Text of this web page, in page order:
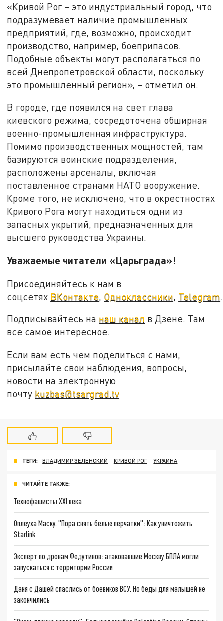
«Кривой Рог – это индустриальный город, что
подразумевает наличие промышленных
предприятий, где, возможно, происходит
производство, например, боеприпасов.
Подобные объекты могут располагаться по
всей Днепропетровской области, поскольку
это промышленный регион», – отметил он.
В городе, где появился на свет глава
киевского режима, сосредоточена обширная
военно-промышленная инфраструктура.
Помимо производственных мощностей, там
базируются воинские подразделения,
расположены арсеналы, включая
поставленное странами НАТО вооружение.
Кроме того, не исключено, что в окрестностях
Кривого Рога могут находиться одни из
запасных укрытий, предназначенных для
высшего руководства Украины.
Уважаемые читатели «Царьграда»!
Присоединяйтесь к нам в
соцсетях ВКонтакте Одноклассники Telegram
Подписывайтесь на наш канал в Дзене. Там
все самое интересное.
Если вам есть чем поделиться с нами,
присылайте свои наблюдения, вопросы,
новости на электронную
почту kuzbas@tsargrad.tv
ТЕГИ: ВЛАДИМИР ЗЕЛЕНСКИЙ КРИВОЙ РОГ УКРАИНА
ЧИТАЙТЕ ТАКЖЕ:
Технофашисты XXI века
Оплеуха Маску. "Пора снять белые перчатки": Как уничтожить
Starlink
Эксперт по дронам Федутинов: атаковавшие Москву БПЛА могли
запускаться с территории России
Даня с Дашей спаслись от боевиков ВСУ. Но беды для малышей не
закончились